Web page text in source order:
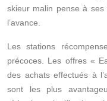
skieur malin pense à
l’avance.
Les stations
précoces. Les offres «
des achats effectués à
sont les plus